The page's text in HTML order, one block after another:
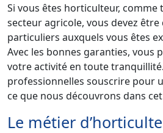
Si vous êtes horticulteur,
secteur agricole, vous devez
particuliers auxquels vous êtes
Avec les bonnes garanties, vous
votre activité en toute
professionnelles souscrire pour
ce que nous découvrons dans
Le métier